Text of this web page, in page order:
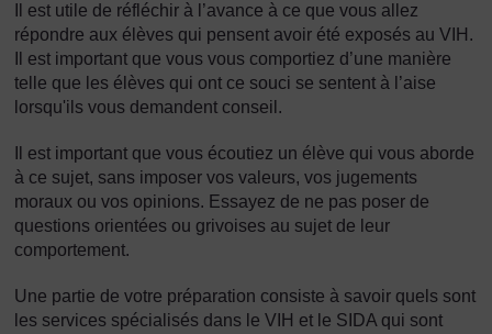
Il est utile de réfléchir à l’avance à ce que vous allez
répondre aux élèves qui pensent avoir été exposés au VIH.
Il est important que vous vous comportiez d’une manière
telle que les élèves qui ont ce souci se sentent à l’aise
lorsqu'ils vous demandent conseil.
Il est important que vous écoutiez un élève qui vous aborde
à ce sujet, sans imposer vos valeurs, vos jugements
moraux ou vos opinions. Essayez de ne pas poser de
questions orientées ou grivoises au sujet de leur
comportement.
Une partie de votre préparation consiste à savoir quels sont
les services spécialisés dans le VIH et le SIDA qui sont